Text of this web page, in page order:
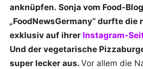
anknüpfen. Sonja vom Food-Blog
„FoodNewsGermany“ durfte die
exklusiv auf ihrer Instagram-
Und der vegetarische
super lecker aus. Vor allem die